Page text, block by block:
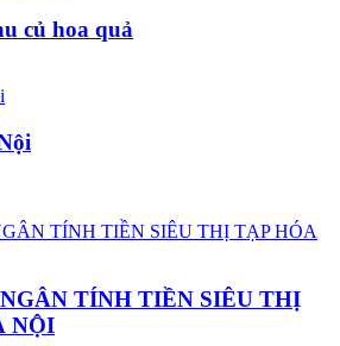
củ hoa quả
TÍNH TIỀN SIÊU THỊ
NỘI